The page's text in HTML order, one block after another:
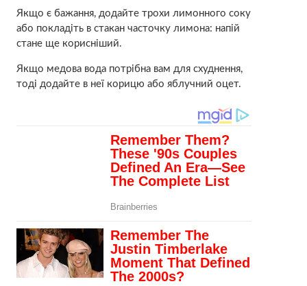
Якщо є бажання, додайте трохи лимонного соку
або покладіть в стакан часточку лимона: напій
стане ще корисніший.
Якщо медова вода потрібна вам для схуднення,
тоді додайте в неї корицю або яблучний оцет.